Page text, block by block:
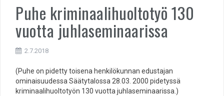
Puhe kriminaalihuoltotyö 130
vuotta juhlaseminaarissa
2.7.2018
(Puhe on pidetty toisena henkilökunnan edustajan
ominaisuudessa Säätytalossa 28.03. 2000 pidetyssä
kriminaalihuoltotyön 130 vuotta juhlaseminaarissa.)